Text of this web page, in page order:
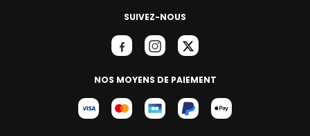
SUIVEZ-NOUS
NOS MOYENS DE PAIEMENT